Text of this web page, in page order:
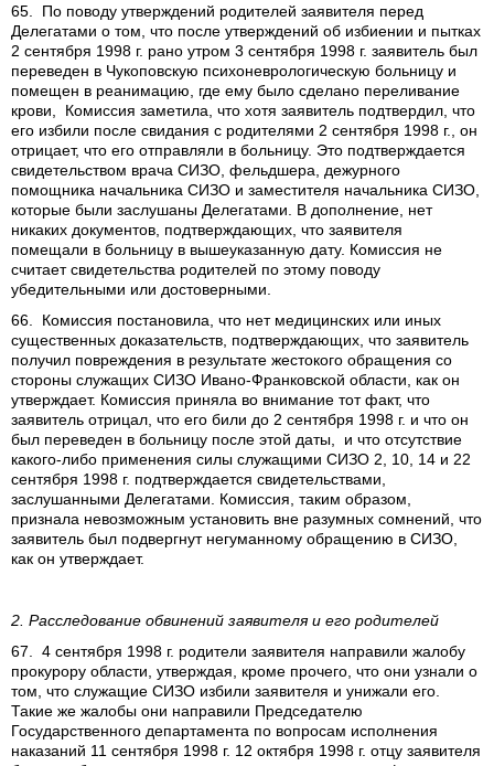
65. По поводу утверждений родителей заявителя перед
Делегатами о том, что после утверждений об избиении и пытках
2 сентября 1998 г. рано утром 3 сентября 1998 г. заявитель был
переведен в Чукоповскую психоневрологическую больницу и
помещен в реанимацию, где ему было сделано переливание
крови, Комиссия заметила, что хотя заявитель подтвердил, что
его избили после свидания с родителями 2 сентября 1998 г., он
отрицает, что его отправляли в больницу. Это подтверждается
свидетельством врача СИЗО, фельдшера, дежурного
помощника начальника СИЗО и заместителя начальника СИЗО,
которые были заслушаны Делегатами. В дополнение, нет
никаких документов, подтверждающих, что заявителя
помещали в больницу в вышеуказанную дату. Комиссия не
считает свидетельства родителей по этому поводу
убедительными или достоверными.
66. Комиссия постановила, что нет медицинских или иных
существенных доказательств, подтверждающих, что заявитель
получил повреждения в результате жестокого обращения со
стороны служащих СИЗО Ивано-Франковской области, как он
утверждает. Комиссия приняла во внимание тот факт, что
заявитель отрицал, что его били до 2 сентября 1998 г. и что он
был переведен в больницу после этой даты, и что отсутствие
какого-либо применения силы служащими СИЗО 2, 10, 14 и 22
сентября 1998 г. подтверждается свидетельствами,
заслушанными Делегатами. Комиссия, таким образом,
признала невозможным установить вне разумных сомнений, что
заявитель был подвергнут негуманному обращению в СИЗО,
как он утверждает.
2. Расследование обвинений заявителя и его родителей
67. 4 сентября 1998 г. родители заявителя направили жалобу
прокурору области, утверждая, кроме прочего, что они узнали о
том, что служащие СИЗО избили заявителя и унижали его.
Такие же жалобы они направили Председателю
Государственного департамента по вопросам исполнения
наказаний 11 сентября 1998 г. 12 октября 1998 г. отцу заявителя